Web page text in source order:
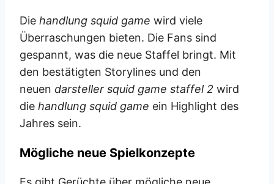
Die handlung squid game wird viele
Überraschungen bieten. Die Fans sind
gespannt, was die neue Staffel bringt. Mit
den bestätigten Storylines und den
neuen darsteller squid game staffel 2 wird
die handlung squid game ein Highlight des
Jahres sein.
Mögliche neue Spielkonzepte